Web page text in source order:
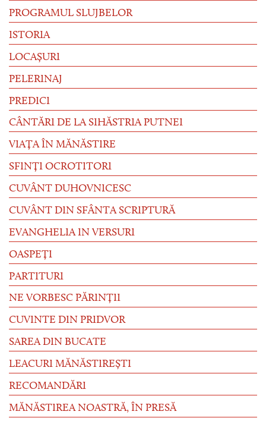
PROGRAMUL SLUJBELOR
ISTORIA
LOCAȘURI
PELERINAJ
PREDICI
CÂNTĂRI DE LA SIHĂSTRIA PUTNEI
VIAȚA ÎN MĂNĂSTIRE
SFINȚI OCROTITORI
CUVÂNT DUHOVNICESC
CUVÂNT DIN SFÂNTA SCRIPTURĂ
EVANGHELIA IN VERSURI
OASPEȚI
PARTITURI
NE VORBESC PĂRINȚII
CUVINTE DIN PRIDVOR
SAREA DIN BUCATE
LEACURI MĂNĂSTIREȘTI
RECOMANDĂRI
MĂNĂSTIREA NOASTRĂ, ÎN PRESĂ